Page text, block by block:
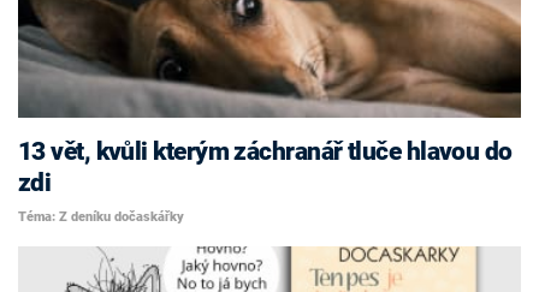
13 vět, kvůli kterým záchranář tluče hlavou do
zdi
Téma: Z deníku dočaskářky